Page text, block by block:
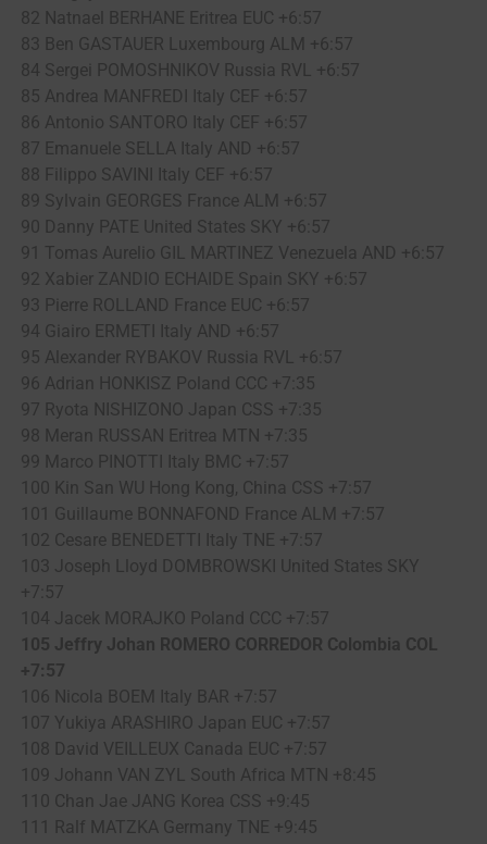
82 Natnael BERHANE Eritrea EUC +6:57
83 Ben GASTAUER Luxembourg ALM +6:57
84 Sergei POMOSHNIKOV Russia RVL +6:57
85 Andrea MANFREDI Italy CEF +6:57
86 Antonio SANTORO Italy CEF +6:57
87 Emanuele SELLA Italy AND +6:57
88 Filippo SAVINI Italy CEF +6:57
89 Sylvain GEORGES France ALM +6:57
90 Danny PATE United States SKY +6:57
91 Tomas Aurelio GIL MARTINEZ Venezuela AND +6:57
92 Xabier ZANDIO ECHAIDE Spain SKY +6:57
93 Pierre ROLLAND France EUC +6:57
94 Giairo ERMETI Italy AND +6:57
95 Alexander RYBAKOV Russia RVL +6:57
96 Adrian HONKISZ Poland CCC +7:35
97 Ryota NISHIZONO Japan CSS +7:35
98 Meran RUSSAN Eritrea MTN +7:35
99 Marco PINOTTI Italy BMC +7:57
100 Kin San WU Hong Kong, China CSS +7:57
101 Guillaume BONNAFOND France ALM +7:57
102 Cesare BENEDETTI Italy TNE +7:57
103 Joseph Lloyd DOMBROWSKI United States SKY
+7:57
104 Jacek MORAJKO Poland CCC +7:57
105 Jeffry Johan ROMERO CORREDOR Colombia COL
+7:57
106 Nicola BOEM Italy BAR +7:57
107 Yukiya ARASHIRO Japan EUC +7:57
108 David VEILLEUX Canada EUC +7:57
109 Johann VAN ZYL South Africa MTN +8:45
110 Chan Jae JANG Korea CSS +9:45
111 Ralf MATZKA Germany TNE +9:45